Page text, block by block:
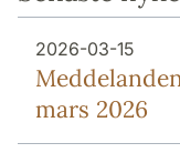
2026-03-15
mars 2026